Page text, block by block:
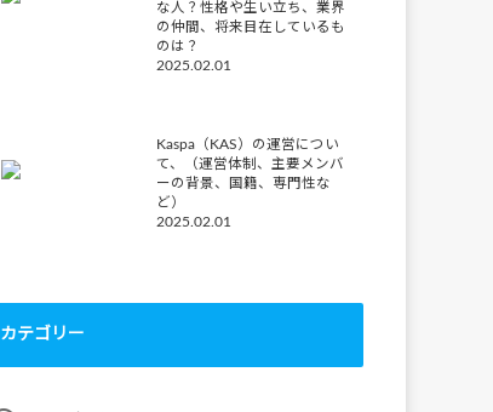
な人？性格や生い立ち、業界
の仲間、将来目在しているも
のは？
2025.02.01
Kaspa（KAS）の運営につい
て、（運営体制、主要メンバ
ーの背景、国籍、専門性な
ど）
2025.02.01
カテゴリー